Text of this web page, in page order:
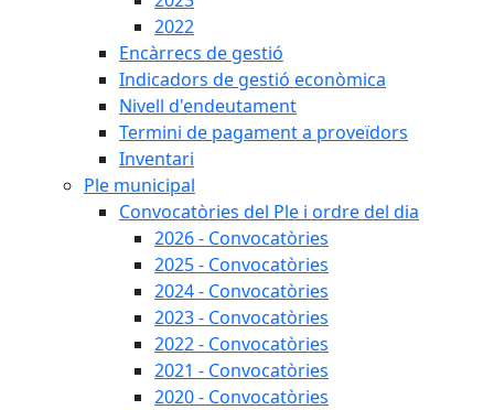
2022
Encàrrecs de gestió
Indicadors de gestió econòmica
Nivell d'endeutament
Termini de pagament a proveïdors
Inventari
Ple municipal
Convocatòries del Ple i ordre del dia
2026 - Convocatòries
2025 - Convocatòries
2024 - Convocatòries
2023 - Convocatòries
2022 - Convocatòries
2021 - Convocatòries
2020 - Convocatòries